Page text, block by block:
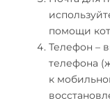
помощи
Телефон –
телефона
к